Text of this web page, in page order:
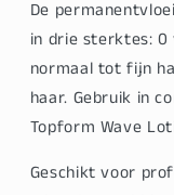
De
in drie sterktes: 0
normaal tot fijn
haar. Gebruik in
Topform Wave
Geschikt voor